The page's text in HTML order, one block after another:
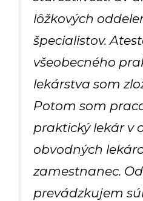
lôžkových
špecialistov.
všeobecného
lekárstva som
Potom som
praktický lekár v
obvodných
zamestnanec. Od
prevádzkujem